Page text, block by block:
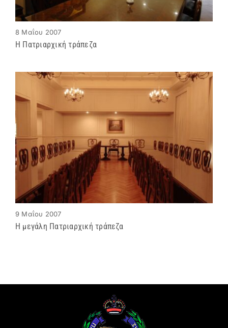
8 Μαΐου 2007
Η Πατριαρχική τράπεζα
9 Μαΐου 2007
Η μεγάλη Πατριαρχική τράπεζα